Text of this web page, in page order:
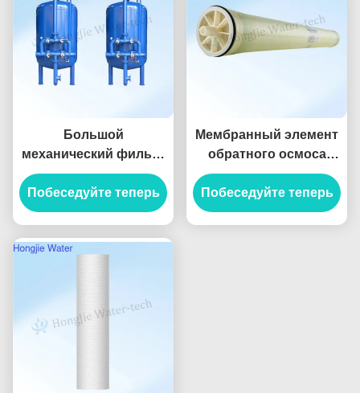
Большой
механический фильтр
из углеродистой стали
50 т/ч для удаления
ионов железа и
Побеседуйте теперь
Мембранный элемент
обратного осмоса
8040 с высокой
степенью опреснения
и 99%
Побеседуйте теперь